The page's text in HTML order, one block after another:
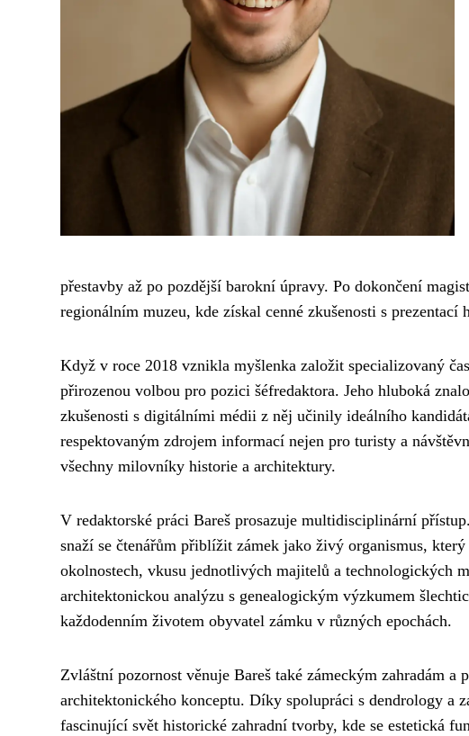
přestavby až po pozdější barokní úpravy. Po dokončení
regionálním muzeu, kde získal cenné zkušenosti s
Když v roce 2018 vznikla myšlenka založit specializovaný
přirozenou volbou pro pozici šéfredaktora. Jeho hluboká
zkušenosti s digitálními médii z něj učinily ideálního
respektovaným zdrojem informací nejen pro turisty a
všechny milovníky historie a architektury.
V redaktorské práci Bareš prosazuje multidisciplinární
snaží se čtenářům přiblížit zámek jako živý organismus,
okolnostech, vkusu jednotlivých majitelů a technologických
architektonickou analýzu s genealogickým výzkumem
každodenním životem obyvatel zámku v různých epochách.
Zvláštní pozornost věnuje Bareš také zámeckým zahradám a
architektonického konceptu. Díky spolupráci s dendrology a
fascinující svět historické zahradní tvorby, kde se estetická